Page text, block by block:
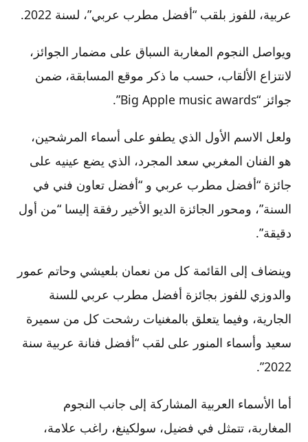
عربية، للفوز بلقب “أفضل مطرب عربي”، لسنة 2022.
ويواصل النجوم المغاربة السباق على مضمار الجوائز،
لانتزاع الألقاب، حسب ما ذكر موقع المسابقة، ضمن
جوائز “Big Apple music awards”.
ولعل الاسم الأول الذي يطفو على أسماء المرشحين،
هو الفنان المغربي سعد المجرد، الذي يضع عينيه على
جائزة “أفضل مطرب عربي و “أفضل تعاون فني في
السنة”، ومحور الجائزة الديو الأخير رفقة إليسا “من أول
دقيقة”.
وينضاف إلى القائمة كل من نعمان بلعيشي وحاتم عمور
والدوزي للفوز بجائزة أفضل مطرب عربي للسنة
الجارية، وفيما يتعلق بالمغنيات رشحت كل من سميرة
سعيد وأسماء المنور على لقب “أفضل فنانة عربية سنة
2022”.
أما الأسماء العربية المشاركة إلى جانب النجوم
المغاربة، تتمثل في فضيل، سولكينغ، راغب علامة،